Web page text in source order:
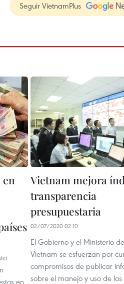
Seguir VietnamPlus
en
Vietnam mejora
transparencia
presupuestaria
02/07/2020 02:10
El Gobierno y el Ministerio
Vietnam se esfuerzan por
compromisos de publicar
sobre el manejo y uso de los